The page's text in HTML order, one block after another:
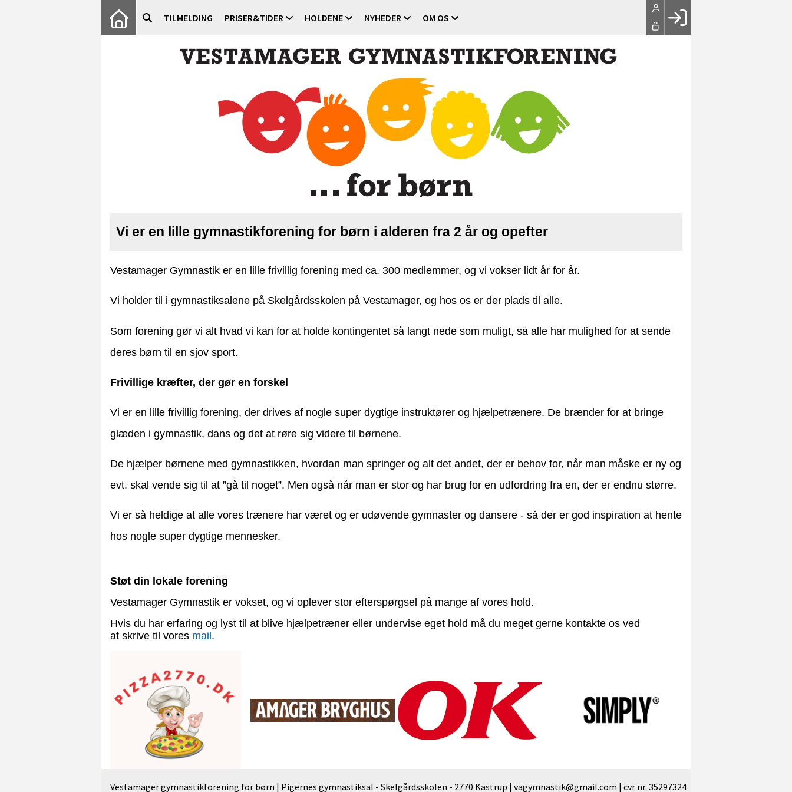
TILMELDING PRISER&TIDER HOLDENE NYHEDER OM OS
Vi er en lille gymnastikforening for børn i alderen fra 2 år og opefter
Vestamager Gymnastik er en lille frivillig forening med ca. 300 medlemmer, og vi vokser lidt år for år.
Vi holder til i gymnastiksalene på Skelgårdsskolen på Vestamager, og hos os er der plads til alle.
Som forening gør vi alt hvad vi kan for at holde kontingentet så langt nede som muligt, så alle har mulighed for at sende
deres børn til en sjov sport.
Frivillige kræfter, der gør en forskel
Vi er en lille frivillig forening, der drives af nogle super dygtige instruktører og hjælpetrænere. De brænder for at bringe
glæden i gymnastik, dans og det at røre sig videre til børnene.
De hjælper børnene med gymnastikken, hvordan man springer og alt det andet, der er behov for, når man måske er ny og
evt. skal vende sig til at ”gå til noget”. Men også når man er stor og har brug for en udfordring fra en, der er endnu større.
Vi er så heldige at alle vores trænere har været og er udøvende gymnaster og dansere - så der er god inspiration at hente
hos nogle super dygtige mennesker.
Støt din lokale forening
Vestamager Gymnastik er vokset, og vi oplever stor efterspørgsel på mange af vores hold.
Hvis du har erfaring og lyst til at blive hjælpetræner eller undervise eget hold må du meget gerne kontakte os ved
at skrive til vores mail .
Vestamager gymnastikforening for børn | Pigernes gymnastiksal - Skelgårdsskolen - 2770 Kastrup | vagymnastik@gmail.com | cvr nr. 35297324